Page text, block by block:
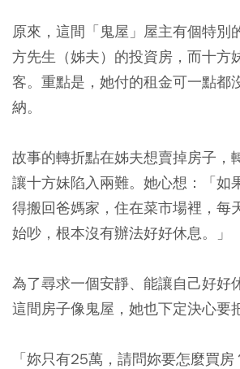
原來，這間「鬼屋」屋主有個特
方先生（姊夫）的投資房，而十方
客。重點是，她付的租金可一點都
納。
故事的轉折點在姊夫想賣掉房子，
讓十方妹陷入兩難。她心想：「如
得搬回爸媽家，住在菜市場裡，每
始吵，根本沒有辦法好好休息。」
為了尋求一個安靜、能讓自己好好
這間房子像鬼屋，她也下定決心要
「妳只有25萬，請問妳要怎麼買